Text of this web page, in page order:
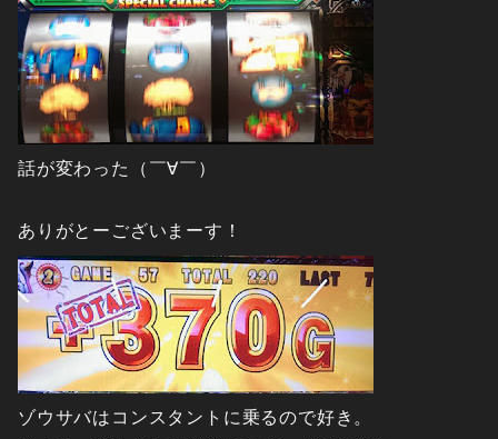
話が変わった（￣∀￣）
ありがとーございまーす！
ゾウサバはコンスタントに乗るので好き。